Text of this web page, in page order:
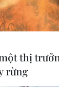
Nội:
thịt lợn
thị
rừng